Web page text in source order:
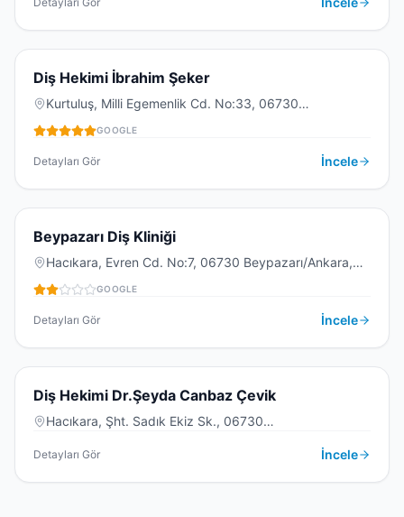
D
DIŞ KLINIĞI
Diş Hekimi İbrahim Şeker
Kurtuluş, Milli Egemenlik Cd. No:33, 06730
Beypazarı/Ankara, Türkiye
GOOGLE
Detayları Gör İncele
B
DIŞ KLINIĞI
Beypazarı Diş Kliniği
Hacıkara, Evren Cd. No:7, 06730 Beypazarı/Ankara,
Türkiye
GOOGLE
Detayları Gör İncele
D
DIŞ KLINIĞI
Diş Hekimi Dr.Şeyda Canbaz Çevik
Hacıkara, Şht. Sadık Ekiz Sk., 06730
Detayları Gör İncele